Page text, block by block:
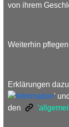
von ihrem
Weiterhin
Erklärungen
'
den